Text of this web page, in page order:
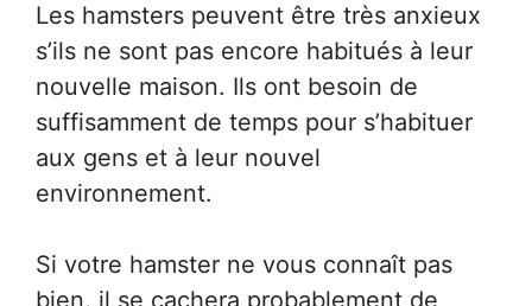
Les hamsters peuvent être très anxieux
s’ils ne sont pas encore habitués à leur
nouvelle maison. Ils ont besoin de
suffisamment de temps pour s’habituer
aux gens et à leur nouvel
environnement.
Si votre hamster ne vous connaît pas
bien, il se cachera probablement de